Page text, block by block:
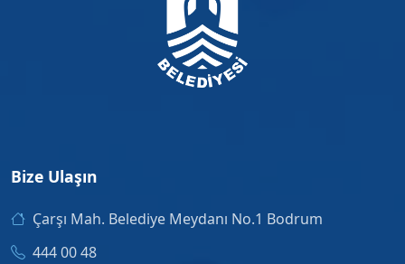
Bize Ulaşın
Çarşı Mah. Belediye Meydanı No.1 Bodrum
444 00 48